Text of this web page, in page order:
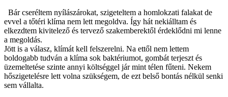
Bár cseréltem nyílászárokat, szigeteltem a homlokzati falakat de
evvel a tőtéri klíma nem lett megoldva. Így hát nekiálltam és
elkezdtem kivitelező és tervező szakemberektől érdeklődni mi lenne
a megoldás.
Jött is a válasz, klímát kell felszerelni. Na ettől nem lettem
boldogabb tudván a klíma sok baktériumot, gombát terjeszt és
üzemeltetése szinte annyi költséggel jár mint télen fűteni. Nekem
hőszigetelésre lett volna szükségem, de ezt belső bontás nélkül senki
sem vállalta.